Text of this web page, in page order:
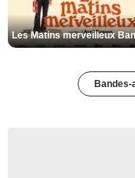
Bandes-